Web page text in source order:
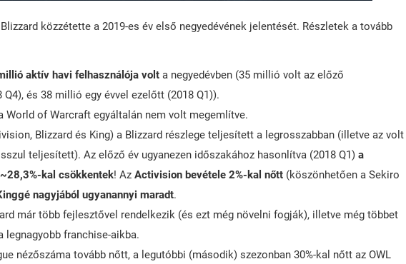
közzétette a 2019-es év első negyedévének jelentését. Részletek a tovább
aktív havi felhasználója volt a negyedévben (35 millió volt az előző
Q4), és 38 millió egy évvel ezelőtt (2018 Q1)).
World of Warcraft egyáltalán nem volt megemlítve.
Blizzard és King) a Blizzard részlege teljesített a legrosszabban (illetve az volt
teljesített). Az előző év ugyanezen időszakához hasonlítva (2018 Q1) a
kal csökkentek! Az Activision bevétele 2%-kal nőtt (köszönhetően a Sekiro
nagyjából ugyanannyi maradt.
már több fejlesztővel rendelkezik (és ezt még növelni fogják), illetve még többet
legnagyobb franchise-aikba.
nézőszáma tovább nőtt, a legutóbbi (második) szezonban 30%-kal nőtt az OWL